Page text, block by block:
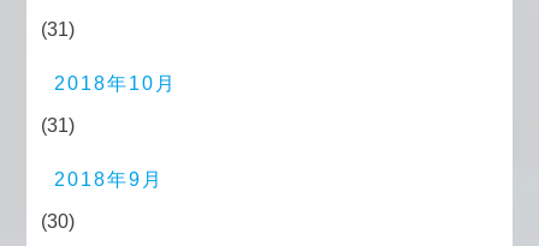
(31)
2018年10月
(31)
2018年9月
(30)